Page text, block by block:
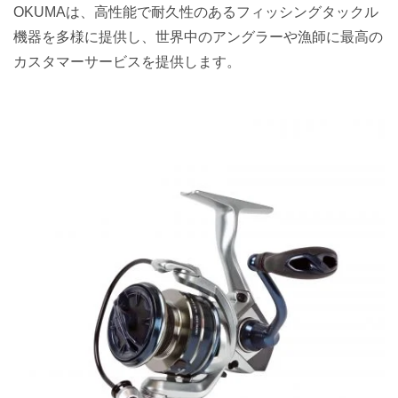
OKUMAは、高性能で耐久性のあるフィッシングタックル
機器を多様に提供し、世界中のアングラーや漁師に最高の
カスタマーサービスを提供します。